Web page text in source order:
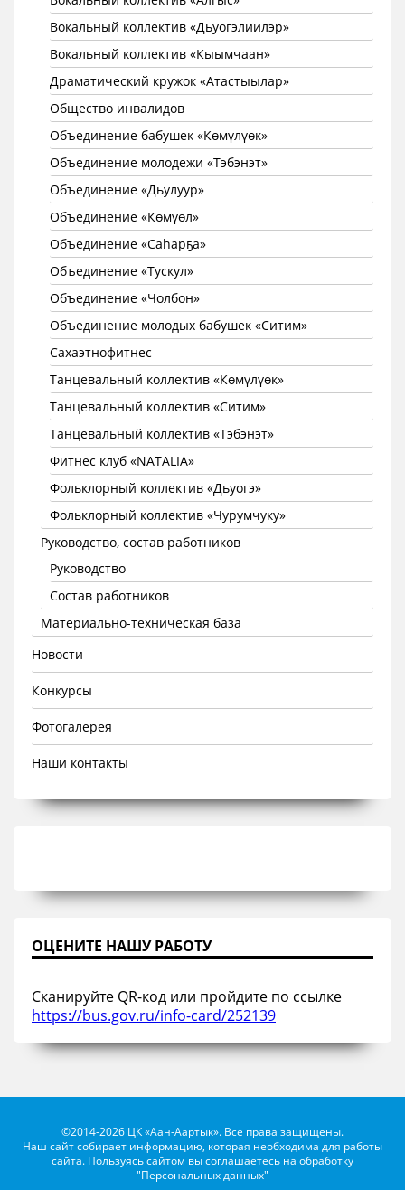
Вокальный коллектив «Дьуогэлиилэр»
Вокальный коллектив «Кыымчаан»
Драматический кружок «Атастыылар»
Общество инвалидов
Объединение бабушек «Көмүлүөк»
Объединение молодежи «Тэбэнэт»
Объединение «Дьулуур»
Объединение «Көмүөл»
Объединение «Саhарҕа»
Объединение «Тускул»
Объединение «Чолбон»
Объединение молодых бабушек «Ситим»
Сахаэтнофитнес
Танцевальный коллектив «Көмүлүөк»
Танцевальный коллектив «Ситим»
Танцевальный коллектив «Тэбэнэт»
Фитнес клуб «NATALIA»
Фольклорный коллектив «Дьуогэ»
Фольклорный коллектив «Чурумчуку»
Руководство, состав работников
Руководство
Состав работников
Материально-техническая база
Новости
Конкурсы
Фотогалерея
Наши контакты
ОЦЕНИТЕ НАШУ РАБОТУ
Сканируйте QR-код или пройдите по ссылке
https://bus.gov.ru/info-card/252139
©2014-2026 ЦК «Аан-Аартык». Все права защищены.
Наш сайт собирает информацию, которая необходима для работы
сайта. Пользуясь сайтом вы соглашаетесь на обработку
"Персональных данных"